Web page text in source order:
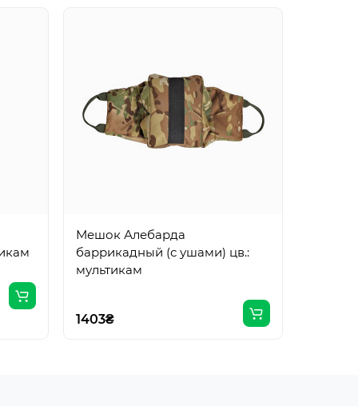
Мешок Алебарда
баррикадный (с ушами) цв.:
мультикам
1403₴